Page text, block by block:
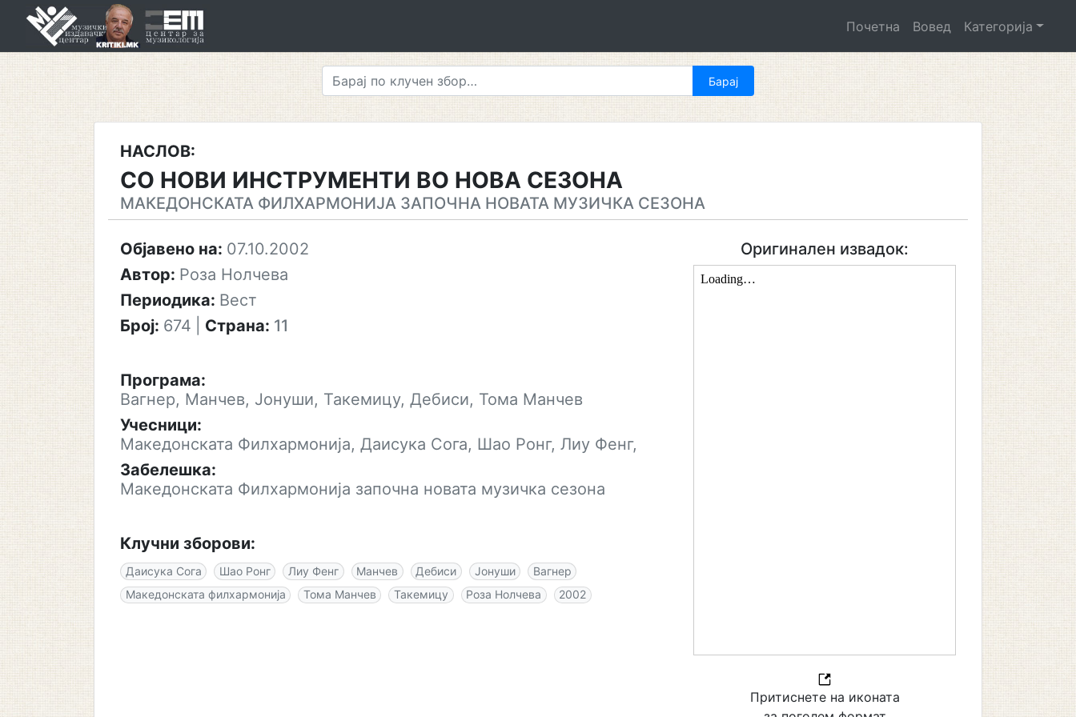
Почетна Вовед Категорија
НАСЛОВ:
СО НОВИ ИНСТРУМЕНТИ ВО НОВА СЕЗОНА
МАКЕДОНСКАТА ФИЛХАРМОНИЈА ЗАПОЧНА НОВАТА МУЗИЧКА СЕЗОНА
Објавено на: 07.10.2002
Автор: Роза Нолчева
Периодика: Вест
Број: 674 Страна: 11
Програма:
Вагнер, Манчев, Јонуши, Такемицу, Дебиси, Тома Манчев
Учесници:
Македонската Филхармонија, Даисука Сога, Шао Ронг, Лиу Фенг,
Забелешка:
Македонската Филхармонија започна новата музичка сезона
Клучни зборови:
Даисука Сога Шао Ронг Лиу Фенг Манчев Дебиси Јонуши
Вагнер
Македонската филхармонија
Тома Манчев Такемицу Роза Нолчева 2002
Оригинален извадок:
Притиснете на иконата